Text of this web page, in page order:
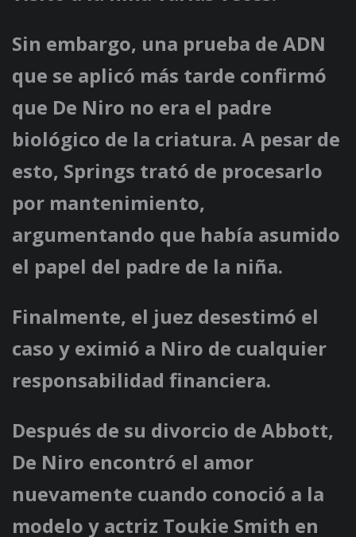
Sin embargo, una prueba de ADN
que se aplicó más tarde confirmó
que De Niro no era el padre
biológico de la criatura. A pesar de
esto, Springs trató de procesarlo
por mantenimiento,
argumentando que había asumido
el papel del padre de la niña.
Finalmente, el juez desestimó el
caso y eximió a Niro de cualquier
responsabilidad financiera.
Después de su divorcio de Abbott,
De Niro encontró el amor
nuevamente cuando conoció a la
modelo y actriz Toukie Smith en